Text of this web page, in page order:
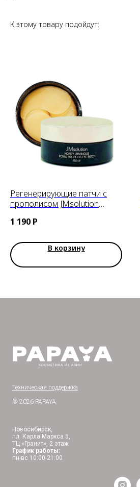
К этому товару подойдут:
Регенерирующие патчи с
прополисом JMsolution
Propolis Eye Patch, 60шт
1 190 Р
В корзину
Техническая поддержка
© 2026 PAPAYA
Новосибирск,
пл. Карла Маркса 5,
ТЦ «Гранит», 2 этаж
График работы:
пн-вс 10:00-21:00